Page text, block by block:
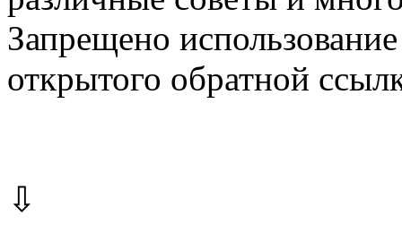
Запрещено
открытого обратной
⇩